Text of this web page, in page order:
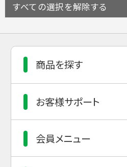
すべての選択を解除する
商品を探す
お客様サポート
会員メニュー